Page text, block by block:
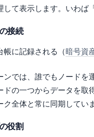
して表示します。いわ
接続
帳に記録される（暗号資
では、誰でもノードを
ドの一つからデータを取
全体と常に同期してい
役割